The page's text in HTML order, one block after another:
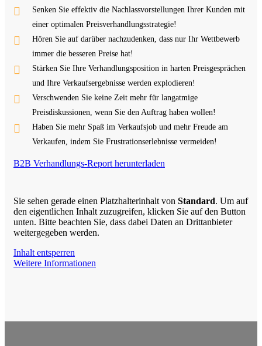
Sie sehen gerade einen Platzhalterinhalt von Standard. Um auf
den eigentlichen Inhalt zuzugreifen, klicken Sie auf den Button
unten. Bitte beachten Sie, dass dabei Daten an Drittanbieter
weitergegeben werden.
Inhalt entsperren
Weitere Informationen
Senken Sie effektiv die Nachlassvorstellungen Ihrer Kunden mit
einer optimalen Preisverhandlungsstrategie!
Hören Sie auf darüber nachzudenken, dass nur Ihr Wettbewerb
immer die besseren Preise hat!
Stärken Sie Ihre Verhandlungsposition in harten Preisgesprächen
und Ihre Verkaufsergebnisse werden explodieren!
Verschwenden Sie keine Zeit mehr für langatmige
Preisdiskussionen, wenn Sie den Auftrag haben wollen!
Haben Sie mehr Spaß im Verkaufsjob und mehr Freude am
Verkaufen, indem Sie Frustrationserlebnisse vermeiden!
B2B Verhandlungs-Report herunterladen